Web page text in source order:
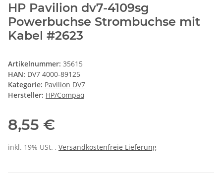
HP Pavilion dv7-4109sg
Powerbuchse Strombuchse mit
Kabel #2623
Artikelnummer: 35615
HAN: DV7 4000-89125
Kategorie: Pavilion DV7
Hersteller: HP/Compaq
8,55 €
inkl. 19% USt. , Versandkostenfreie Lieferung